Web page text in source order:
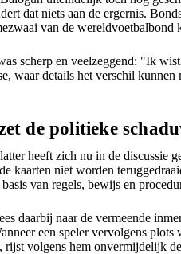
dat niets aan de ergernis.
van de wereldvoetbalbond
scherp en veelzeggend: "Ik
waar details het verschil kunnen
de politieke
heeft zich nu in de discussie
kaarten niet worden
van regels, bewijs en
daarbij naar de vermeende
een speler vervolgens
rijst volgens hem onvermijdelijk